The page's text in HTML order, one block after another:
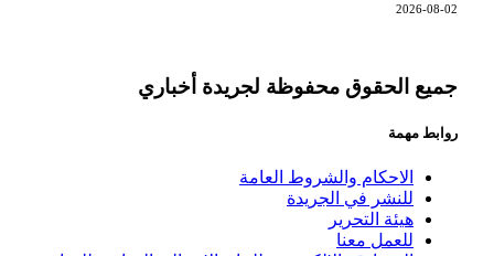
2026-08-02
جميع الحقوق محفوظة لجريدة أخباري
روابط مهمة
الاحكام والشروط العامة
للنشر في الجريدة
هيئة التحرير
للعمل معنا